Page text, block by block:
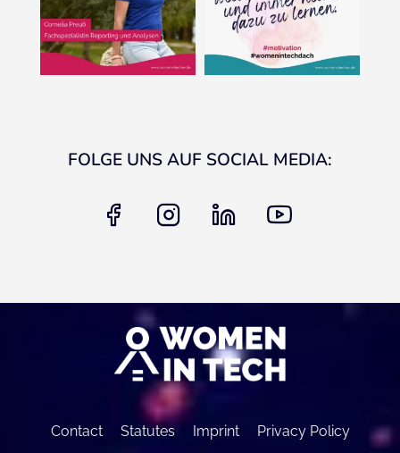
FOLGE UNS AUF SOCIAL MEDIA:
facebook instagram
Contact Statutes Imprint Privacy Policy